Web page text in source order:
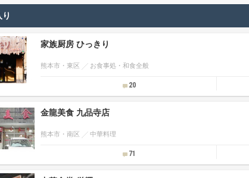
家族厨房 ひっきり
熊本市・東区 お食事処・和食全般
20
金龍美食 九品寺店
熊本市・南区 中華料理
71